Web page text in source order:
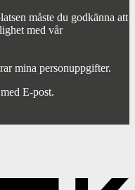
måste du godkänna att
med vår
mina personuppgifter.
E-post.